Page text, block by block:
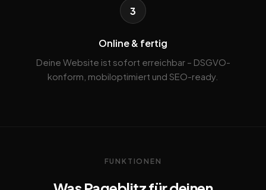
3
Online & fertig
Deine Website ist sofort erreichbar – DSGVO-
konform, mobiloptimiert und SEO-ready.
FUNKTIONEN